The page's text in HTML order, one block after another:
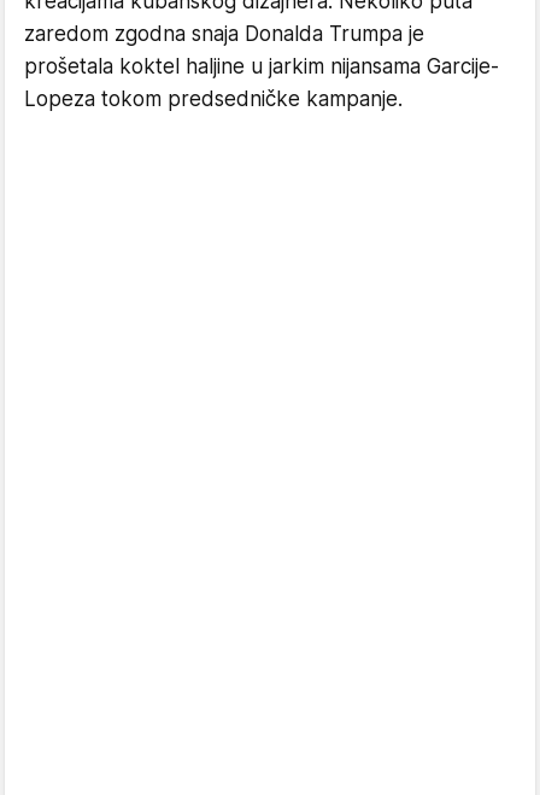
zaredom zgodna snaja Donalda Trumpa je
prošetala koktel haljine u jarkim nijansama Garcije-
Lopeza tokom predsedničke kampanje.